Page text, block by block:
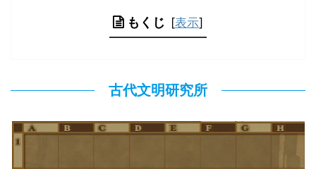
もくじ [表示]
古代文明研究所